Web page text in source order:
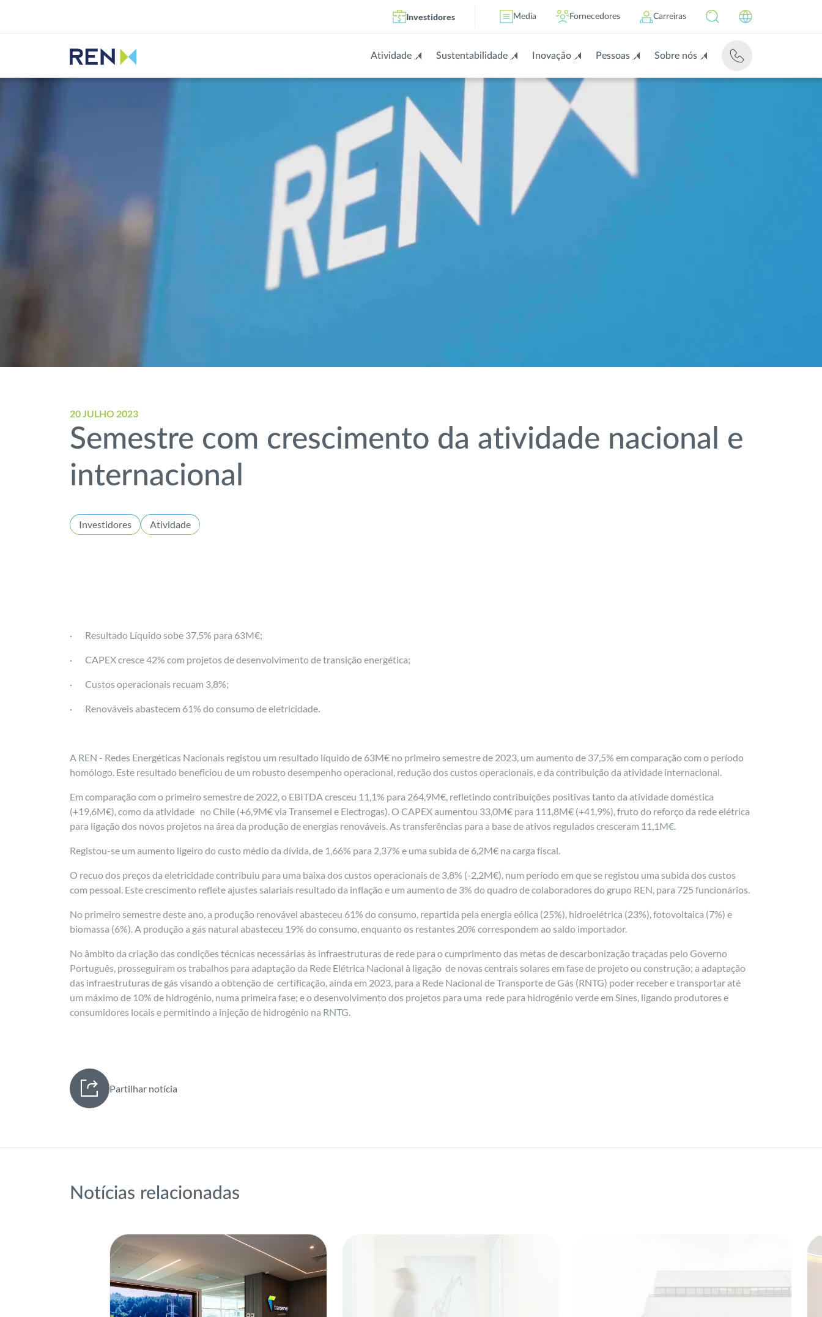
Investidores Media Fornecedores Carreiras
Atividade Sustentabilidade Inovação Pessoas Sobre nós
20 JULHO 2023
Semestre com crescimento da atividade nacional e
internacional
Investidores Atividade
· Resultado Líquido sobe 37,5% para 63M€;
· CAPEX cresce 42% com projetos de desenvolvimento de transição energética;
· Custos operacionais recuam 3,8%;
· Renováveis abastecem 61% do consumo de eletricidade.
A REN - Redes Energéticas Nacionais registou um resultado líquido de 63M€ no primeiro semestre de 2023, um aumento de 37,5% em comparação com o período
homólogo. Este resultado beneficiou de um robusto desempenho operacional, redução dos custos operacionais, e da contribuição da atividade internacional.
Em comparação com o primeiro semestre de 2022, o EBITDA cresceu 11,1% para 264,9M€, refletindo contribuições positivas tanto da atividade doméstica
(+19,6M€), como da atividade no Chile (+6,9M€ via Transemel e Electrogas). O CAPEX aumentou 33,0M€ para 111,8M€ (+41,9%), fruto do reforço da rede elétrica
para ligação dos novos projetos na área da produção de energias renováveis. As transferências para a base de ativos regulados cresceram 11,1M€.
Registou-se um aumento ligeiro do custo médio da dívida, de 1,66% para 2,37% e uma subida de 6,2M€ na carga fiscal.
O recuo dos preços da eletricidade contribuiu para uma baixa dos custos operacionais de 3,8% (-2,2M€), num período em que se registou uma subida dos custos
com pessoal. Este crescimento reflete ajustes salariais resultado da inflação e um aumento de 3% do quadro de colaboradores do grupo REN, para 725 funcionários.
No primeiro semestre deste ano, a produção renovável abasteceu 61% do consumo, repartida pela energia eólica (25%), hidroelétrica (23%), fotovoltaica (7%) e
biomassa (6%). A produção a gás natural abasteceu 19% do consumo, enquanto os restantes 20% correspondem ao saldo importador.
No âmbito da criação das condições técnicas necessárias às infraestruturas de rede para o cumprimento das metas de descarbonização traçadas pelo Governo
Português, prosseguiram os trabalhos para adaptação da Rede Elétrica Nacional à ligação de novas centrais solares em fase de projeto ou construção; a adaptação
das infraestruturas de gás visando a obtenção de certificação, ainda em 2023, para a Rede Nacional de Transporte de Gás (RNTG) poder receber e transportar até
um máximo de 10% de hidrogénio, numa primeira fase; e o desenvolvimento dos projetos para uma rede para hidrogénio verde em Sines, ligando produtores e
consumidores locais e permitindo a injeção de hidrogénio na RNTG.
Partilhar notícia
Notícias relacionadas